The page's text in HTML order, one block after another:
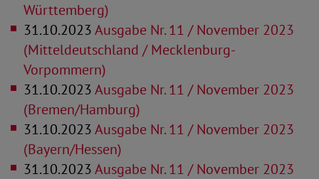
Württemberg)
31.10.2023Ausgabe Nr. 11 / November 2023
(Mitteldeutschland / Mecklenburg-
Vorpommern)
31.10.2023Ausgabe Nr. 11 / November 2023
(Bremen/Hamburg)
31.10.2023Ausgabe Nr. 11 / November 2023
(Bayern/Hessen)
31.10.2023Ausgabe Nr. 11 / November 2023